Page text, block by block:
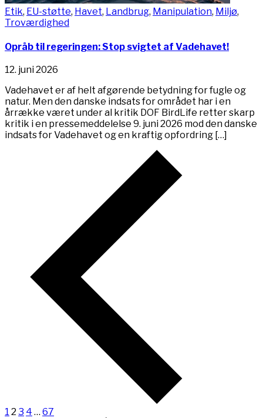
Etik, EU-støtte, Havet, Landbrug, Manipulation, Miljø,
Troværdighed
Opråb til regeringen: Stop svigtet af Vadehavet!
12. juni 2026
Vadehavet er af helt afgørende betydning for fugle og
natur. Men den danske indsats for området har i en
årrække været under al kritik DOF BirdLife retter skarp
kritik i en pressemeddelelse 9. juni 2026 mod den danske
indsats for Vadehavet og en kraftig opfordring […]
1 2 3 4 … 67